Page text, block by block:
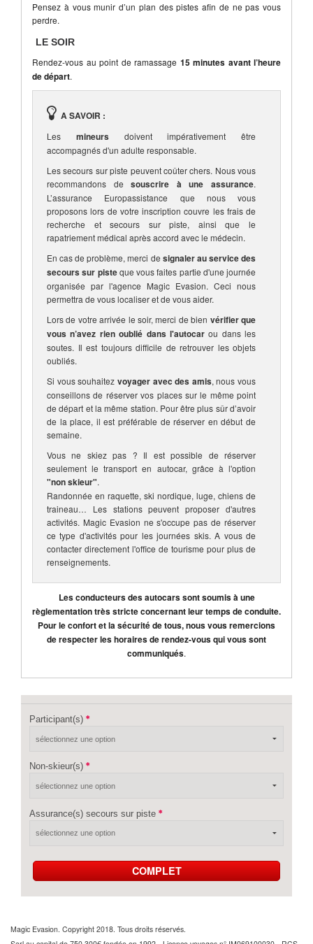
Pensez à vous munir d’un plan des pistes afin de ne pas vous
perdre.
LE SOIR
Rendez-vous au point de ramassage 15 minutes avant l’heure
de départ.
A SAVOIR :
Les mineurs doivent impérativement être
accompagnés d'un adulte responsable.
Les secours sur piste peuvent coûter chers. Nous vous
recommandons desouscrire à une assurance.
L’assurance Europassistance que nous vous
proposons lors de votre inscription couvre les frais de
recherche et secours sur piste, ainsi que le
rapatriement médical après accord avec le médecin.
En cas de problème, merci de signaler au service des
secours sur pisteque vous faites partie d'une journée
organisée par l'agence Magic Evasion. Ceci nous
permettra de vous localiser et de vous aider.
Lors de votre arrivée le soir, merci de bien vérifier que
vous n’avez rien oublié dans l'autocarou dans les
soutes. Il est toujours difficile de retrouver les objets
oubliés.
Si vous souhaitez voyager avec des amis, nous vous
conseillons de réserver vos places sur le même point
de départ et la même station. Pour être plus sûr d’avoir
de la place, il est préférable de réserver en début de
semaine.
Vous ne skiez pas ? Il est possible de réserver
seulement le transport en autocar, grâce à l'option
"non skieur".
Randonnée en raquette, ski nordique, luge, chiens de
traineau… Les stations peuvent proposer d'autres
activités. Magic Evasion ne s'occupe pas de réserver
ce type d'activités pour les journées skis. A vous de
contacter directement l'office de tourisme pour plus de
renseignements.
Les conducteurs des autocars sont soumis à une
règlementation très stricte concernant leur temps de conduite.
Pour le confort et la sécurité de tous, nous vous remercions
de respecter les horaires de rendez-vous qui vous sont
communiqués.
Participant(s)
Non-skieur(s)
Assurance(s) secours sur piste
COMPLET
Magic Evasion. Copyright 2018. Tous droits réservés.